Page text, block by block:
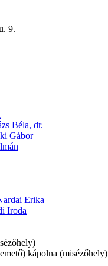
9.
Béla, dr.
Gábor
Erika
Iroda
kápolna (misézőhely)